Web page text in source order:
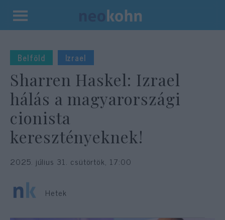
Kilépés
tartalomba
Belföld Izrael
Sharren Haskel: Izrael
hálás a magyarországi
cionista
keresztényeknek!
2025. július 31. csütörtök, 17:00
Hetek